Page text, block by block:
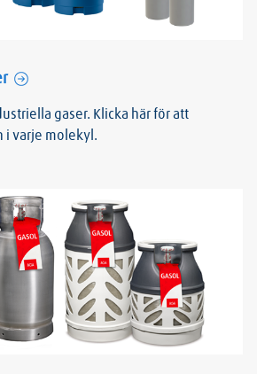
gaser. Klicka här för att
i varje molekyl.